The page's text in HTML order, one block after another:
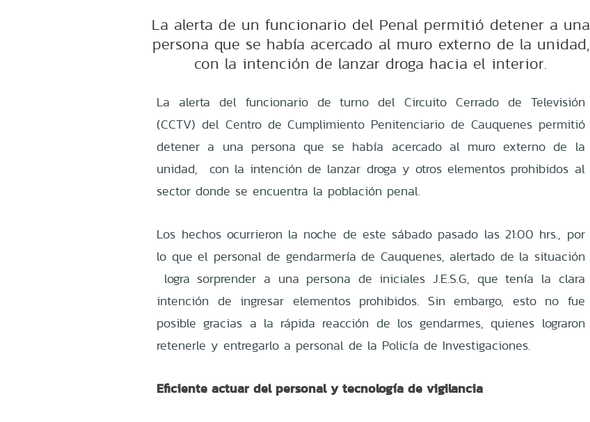
La alerta de un funcionario del Penal permitió detener a una
persona que se había acercado al muro externo de la unidad,
con la intención de lanzar droga hacia el interior.
La alerta del funcionario de turno del Circuito Cerrado de Televisión
(CCTV) del Centro de Cumplimiento Penitenciario de Cauquenes permitió
detener a una persona que se había acercado al muro externo de la
unidad, con la intención de lanzar droga y otros elementos prohibidos al
sector donde se encuentra la población penal.
Los hechos ocurrieron la noche de este sábado pasado las 21:00 hrs., por
lo que el personal de gendarmería de Cauquenes, alertado de la situación
logra sorprender a una persona de iniciales J.E.S.G, que tenía la clara
intención de ingresar elementos prohibidos. Sin embargo, esto no fue
posible gracias a la rápida reacción de los gendarmes, quienes lograron
retenerle y entregarlo a personal de la Policía de Investigaciones.
Eficiente actuar del personal y tecnología de vigilancia